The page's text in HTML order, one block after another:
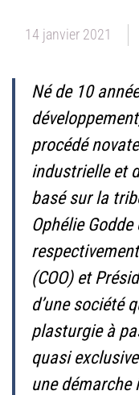
14 janvier 2021
Né de 10
procédé
industrielle et
basé sur la
Ophélie
(COO) et
d’une société
plasturgie à
quasi
une démarche